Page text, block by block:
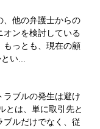
、他の弁護士からの
オンを検討している
もっとも、現在の顧
い...
ラブルの発生は避け
とは、単に取引先と
ブルだけでなく、従